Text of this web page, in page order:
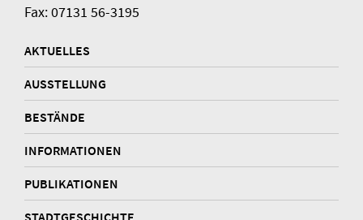
Fax: 07131 56-3195
AKTUELLES
AUSSTELLUNG
BESTÄNDE
INFORMATIONEN
PUBLIKATIONEN
STADTGESCHICHTE